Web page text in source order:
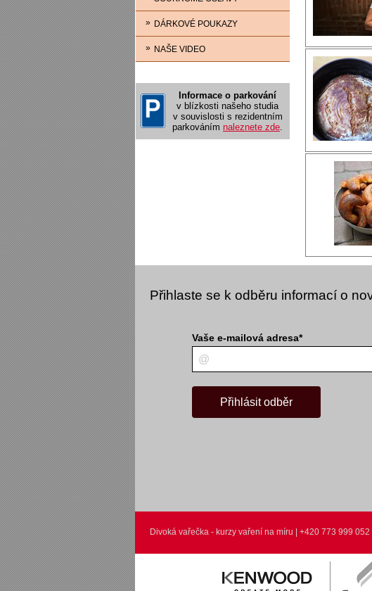
» DÁRKOVÉ POUKAZY
» NAŠE VIDEO
Informace o parkování
v blízkosti našeho studia
v souvislosti s rezidentním
parkováním naleznete zde.
Přihlaste se k odběru informací o
Divoká vařečka - kurzy vaření na míru | +420 773 999 052 |